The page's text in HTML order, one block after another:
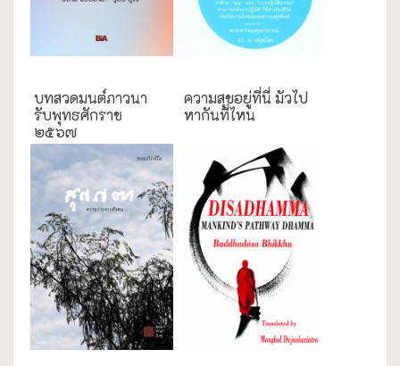
บทสวดมนต์ภาวนา
รับพุทธศักราช
๒๕๖๗
ความสุขอยู่ที่นี่ มัวไป
หากันที่ไหน